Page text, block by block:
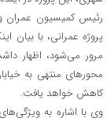
رئیس کمیسیون عمران
پروژه عمرانی، با
مرور می‌شود، اظهار
محورهای منتهی به
کاهش خواهد یافت.
وی با اشاره به